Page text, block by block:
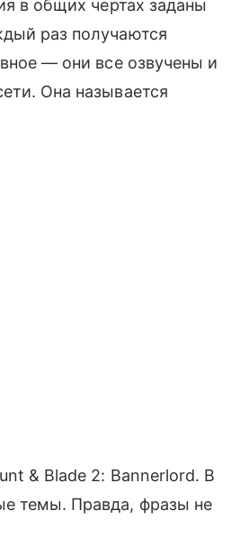
в общих чертах заданы
раз получаются
— они все озвучены и
Она называется
& Blade 2: Bannerlord. В
темы. Правда, фразы не